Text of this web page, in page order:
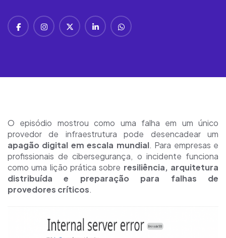
O episódio mostrou como uma falha em um único
provedor de infraestrutura pode desencadear um
apagão digital em escala mundial. Para empresas e
profissionais de cibersegurança, o incidente funciona
como uma lição prática sobre resiliência, arquitetura
distribuída e preparação para falhas de
provedores críticos.